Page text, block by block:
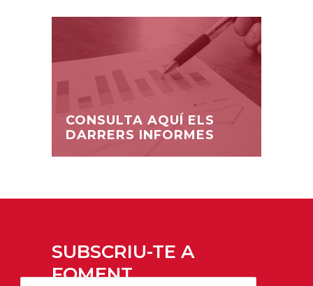
CONSULTA AQUÍ ELS
DARRERS INFORMES
SUBSCRIU-TE A
FOMENT